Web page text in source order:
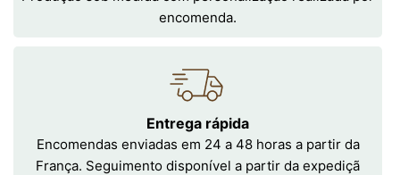
encomenda.
Entrega rápida
Encomendas enviadas em 24 a 48 horas a partir da
França. Seguimento disponível a partir da expediçã